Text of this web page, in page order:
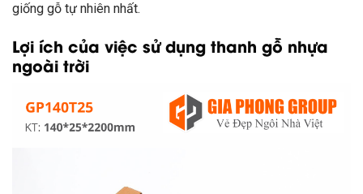
giống gỗ tự nhiên nhất.
Lợi ích của việc sử dụng thanh gỗ nhựa
ngoài trời